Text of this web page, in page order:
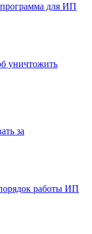
для ИП
уничтожить
за
работы ИП